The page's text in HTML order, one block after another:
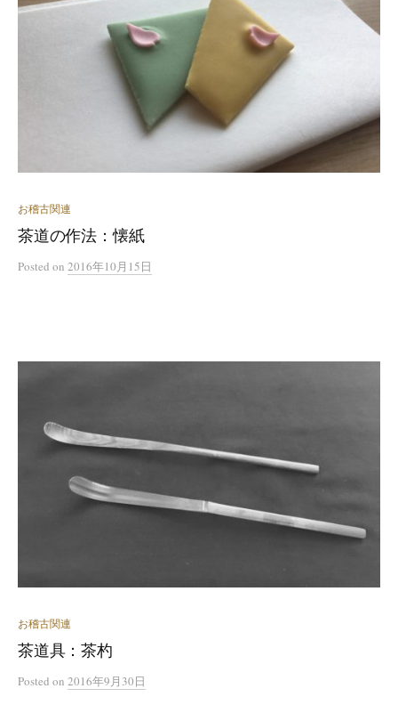
お稽古関連
茶道の作法：懐紙
Posted on 2016年10月15日
お稽古関連
茶道具：茶杓
Posted on 2016年9月30日